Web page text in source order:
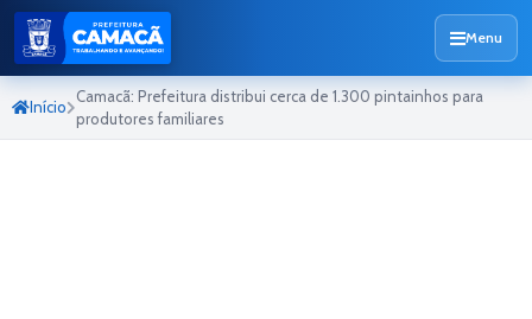
Menu
Início
Camacã: Prefeitura distribui cerca de 1.300 pintainhos para
produtores familiares